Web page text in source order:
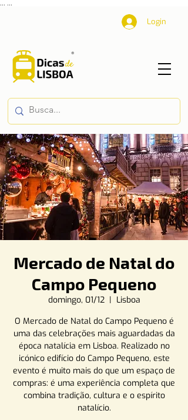
Login
Mercado de Natal do
Campo Pequeno
domingo, 01/12
  |
Lisboa
O Mercado de Natal do Campo Pequeno é
uma das celebrações mais aguardadas da
época natalícia em Lisboa. Realizado no
icónico edifício do Campo Pequeno, este
evento é muito mais do que um espaço de
compras: é uma experiência completa que
combina tradição, cultura e o espírito
natalício.